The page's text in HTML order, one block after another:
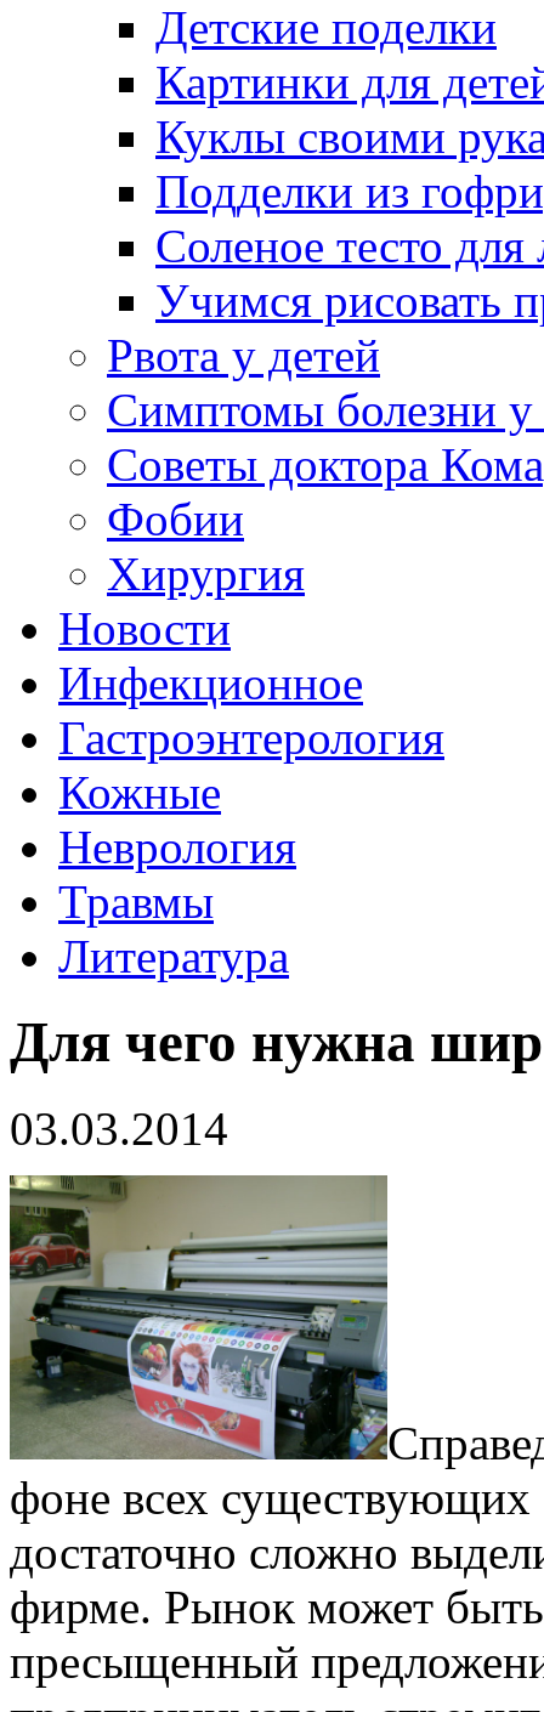
Детские поделки
Картинки для
Куклы своими
Подделки из
Соленое тесто для
Учимся рисовать
Рвота у детей
Симптомы болезни у
Советы доктора
Фобии
Хирургия
Новости
Инфекционное
Гастроэнтерология
Кожные
Неврология
Травмы
Литература
Для чего нужна
03.03.2014
фоне всех существующих
достаточно сложно
фирме. Рынок может быть
пресыщенный